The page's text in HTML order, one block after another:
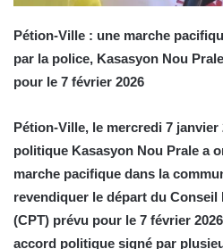
Pétion-Ville : une marche
par la police, Kasasyon Nou
pour le 7 février 2026
Pétion-Ville, le mercredi 7 janvier
politique Kasasyon Nou Prale a
marche pacifique dans la
revendiquer le départ du
(CPT) prévu pour le 7 février
accord politique signé par